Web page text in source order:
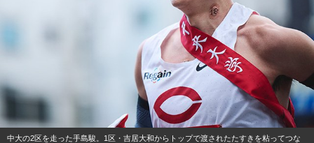
中大の2区を走った手島駿。1区・吉居大和からトップで渡されたたすきを粘ってつな